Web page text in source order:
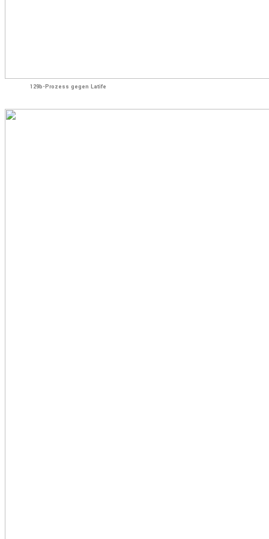
129b-Prozess gegen Latife